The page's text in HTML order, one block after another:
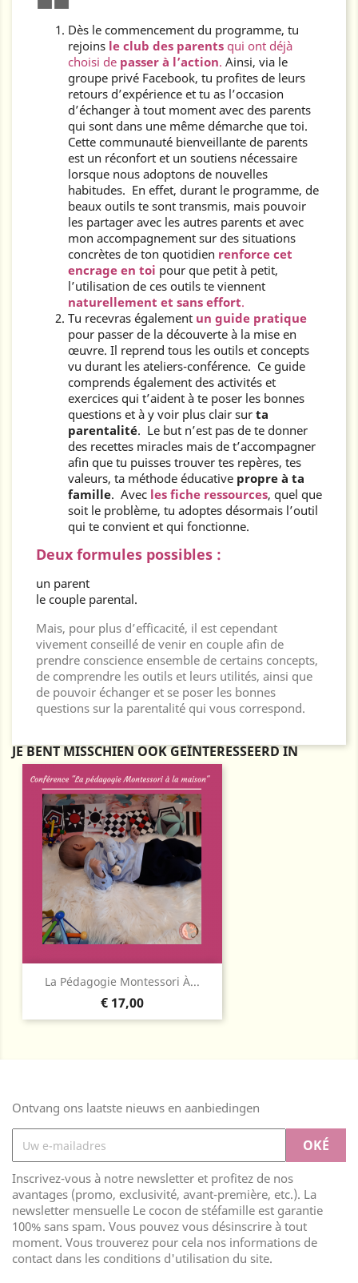
Dès le commencement du programme, tu
rejoins le club des parents qui ont déjà
choisi de passer à l’action. Ainsi, via le
groupe privé Facebook, tu profites de leurs
retours d’expérience et tu as l’occasion
d’échanger à tout moment avec des parents
qui sont dans une même démarche que toi.
Cette communauté bienveillante de parents
est un réconfort et un soutiens nécessaire
lorsque nous adoptons de nouvelles
habitudes. En effet, durant le programme, de
beaux outils te sont transmis, mais pouvoir
les partager avec les autres parents et avec
mon accompagnement sur des situations
concrètes de ton quotidien renforce cet
encrage en toi pour que petit à petit,
l’utilisation de ces outils te viennent
naturellement et sans effort.
Tu recevras également un guide pratique
pour passer de la découverte à la mise en
œuvre. Il reprend tous les outils et concepts
vu durant les ateliers-conférence. Ce guide
comprends également des activités et
exercices qui t’aident à te poser les bonnes
questions et à y voir plus clair sur ta
parentalité. Le but n’est pas de te donner
des recettes miracles mais de t’accompagner
afin que tu puisses trouver tes repères, tes
valeurs, ta méthode éducative propre à ta
famille. Avec les fiche ressources, quel que
soit le problème, tu adoptes désormais l’outil
qui te convient et qui fonctionne.
Deux formules possibles :
un parent
le couple parental.
Mais, pour plus d’efficacité, il est cependant
vivement conseillé de venir en couple afin de
prendre conscience ensemble de certains concepts,
de comprendre les outils et leurs utilités, ainsi que
de pouvoir échanger et se poser les bonnes
questions sur la parentalité qui vous correspond.
JE BENT MISSCHIEN OOK GEÏNTERESSEERD IN
La Pédagogie Montessori À...
Prijs
€ 17,00
Ontvang ons laatste nieuws en aanbiedingen
Inscrivez-vous à notre newsletter et profitez de nos
avantages (promo, exclusivité, avant-première, etc.). La
newsletter mensuelle Le cocon de stéfamille est garantie
100% sans spam. Vous pouvez vous désinscrire à tout
moment. Vous trouverez pour cela nos informations de
contact dans les conditions d'utilisation du site.